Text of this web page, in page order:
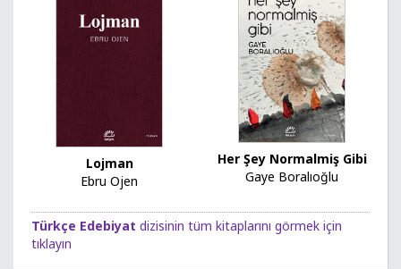
Lojman
Ebru Ojen
Her Şey Normalmiş Gibi
Gaye Boralıoğlu
Türkçe Edebiyat dizisinin tüm kitaplarını görmek için
tıklayın